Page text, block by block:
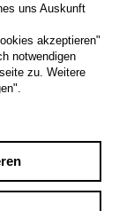
uns Auskunft
akzeptieren"
notwendigen
zu. Weitere